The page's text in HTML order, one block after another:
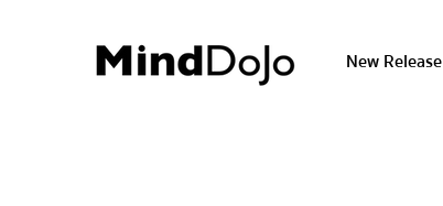
New Release